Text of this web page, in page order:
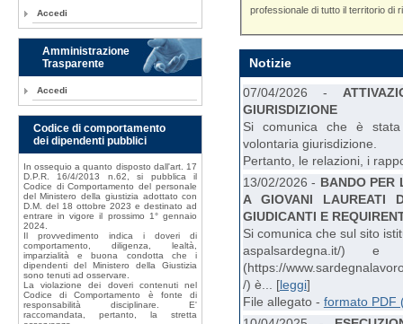
professionale di tutto il territorio di
Notizie
07/04/2026 -
GIURISDIZIONE
Si comunica che è
volontaria giurisdizione.
Pertanto, le relazioni, i
13/02/2026 - BANDO PER
A GIOVANI LAUREATI
GIUDICANTI E
Si comunica che sul sito
aspalsardegna.it/)
(https://
/) è... [leggi]
File allegato - formato PDF
Accedi
Amministrazione
Trasparente
Accedi
Codice di comportamento
dei dipendenti pubblici
In ossequio a quanto disposto dall'art. 17
D.P.R. 16/4/2013 n.62, si pubblica il
Codice di Comportamento del personale
del Ministero della giustizia adottato con
D.M. del 18 ottobre 2023 e destinato ad
entrare in vigore il prossimo 1° gennaio
2024.
Il provvedimento indica i doveri di
comportamento, diligenza, lealtà,
imparzialità e buona condotta che i
dipendenti del Ministero della Giustizia
sono tenuti ad osservare.
La violazione dei doveri contenuti nel
Codice di Comportamento è fonte di
responsabilità disciplinare. E'
raccomandata, pertanto, la stretta